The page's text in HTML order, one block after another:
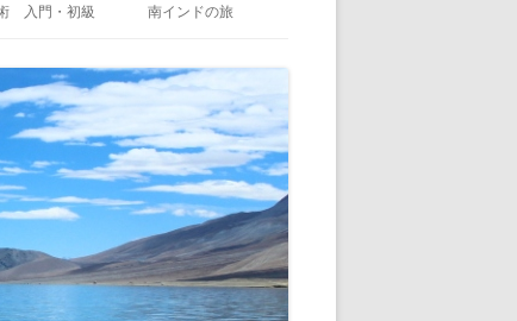
入門・初級 南インドの旅